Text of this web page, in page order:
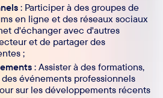
: Participer à des groupes de
en ligne et des réseaux sociaux
d'échanger avec d'autres
et de partager des
;
: Assister à des formations,
événements professionnels
sur les développements récents